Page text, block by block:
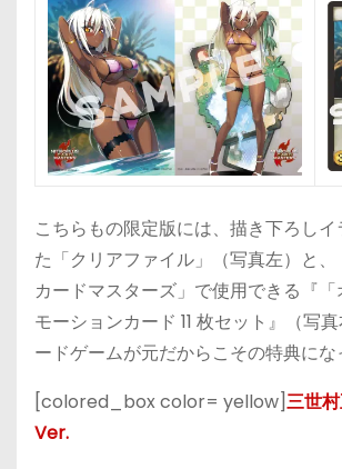
こちらもの限定版には、描き下ろし
た「クリアファイル」（写真左）と
カードマスターズ」で使用できる『「
モーションカード 11 枚セット』（写
ードゲームが元だからこその特典にな
[colored_box color= yellow]三世
Ver.